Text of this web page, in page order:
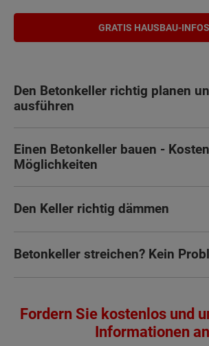
GRATIS HAUSBAU-INFOS
Den Betonkeller richtig planen
ausführen
Einen Betonkeller bauen -
Möglichkeiten
Den Keller richtig dämmen
Betonkeller streichen? Kein
Fordern Sie kostenlos und
Informationen